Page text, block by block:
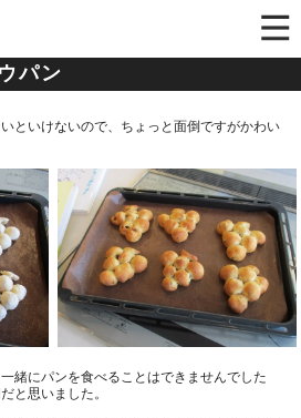
パン
といけないので、ちょっと面倒ですがかわい
緒にパンを食べることはできませんでした
と思いました。